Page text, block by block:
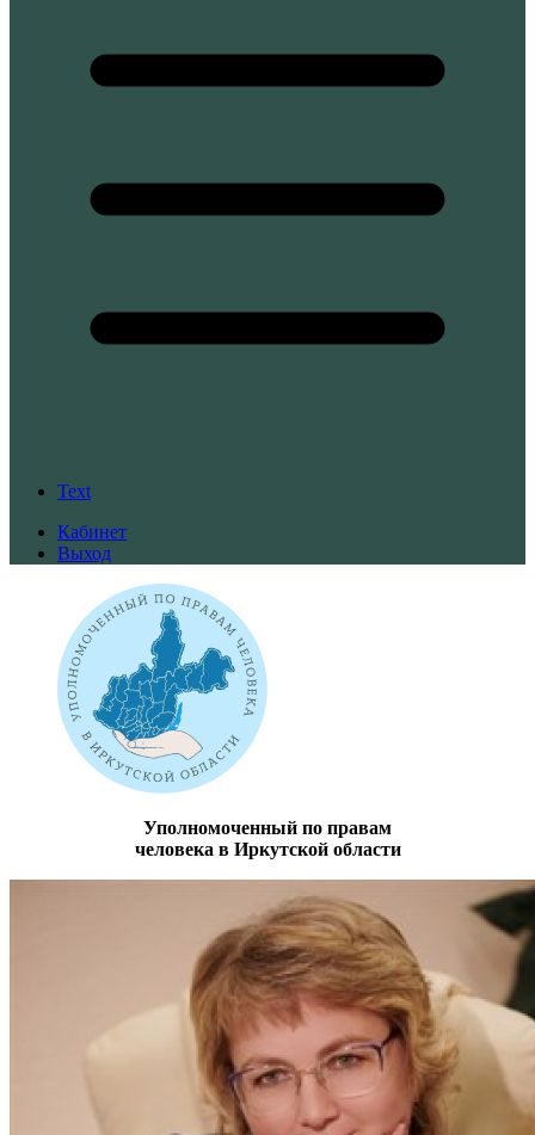
Text
Кабинет
Выход
Уполномоченный по правам
человека в Иркутской области